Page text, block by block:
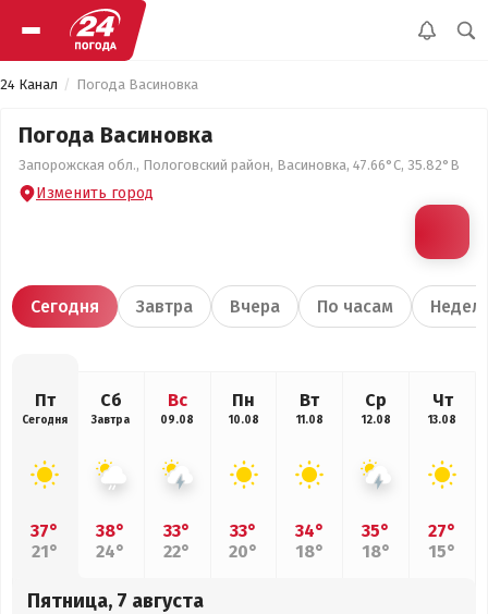
24 Канал Погода Васиновка
Погода Васиновка
Запорожская обл., Пологовский район, Васиновка, 47.66°С, 35.82°В
Изменить город
Сегодня Завтра Вчера По часам
Пт
Сегодня
37°
21°
Сб
Завтра
38°
24°
Вс
09.08
33°
22°
Пн
10.08
33°
20°
Вт
11.08
34°
18°
Ср
12.08
35°
18°
Чт
13.08
27°
15°
Пятница, 7 августа